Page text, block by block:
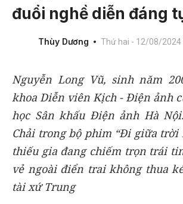
đuổi nghề diễn đáng
Thùy Dương Thứ hai - 12/08/2024
Nguyễn Long Vũ, sinh năm
khoa Diễn viên Kịch - Điện ảnh
học Sân khấu Điện ảnh Hà
Chải trong bộ phim “Đi giữa trời
thiếu gia đang chiếm trọn trái
vẻ ngoài điển trai không thua
tài xứ Trung